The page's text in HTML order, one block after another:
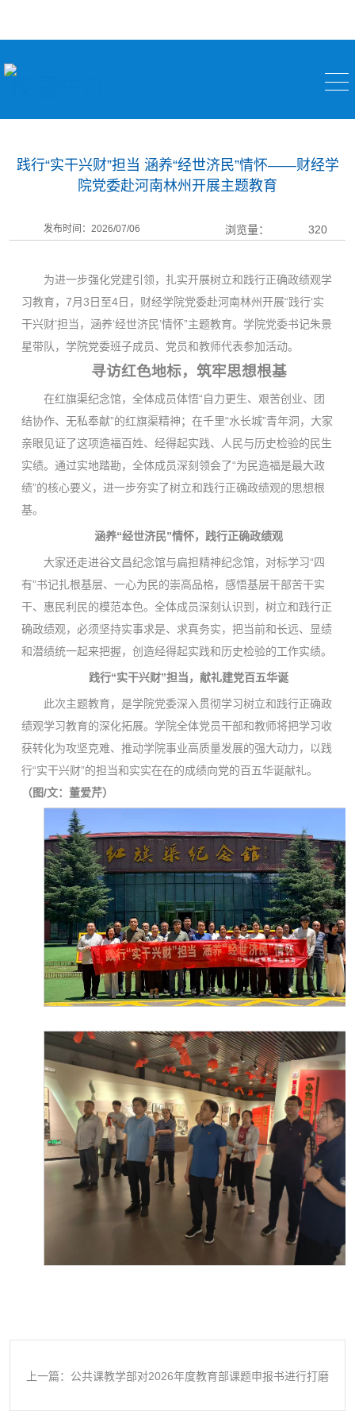
践行“实干兴财”担当 涵养“经世济民”情怀——财经学
院党委赴河南林州开展主题教育
发布时间：2026/07/06 浏览量： 320
为进一步强化党建引领，扎实开展树立和践行正确政绩观学
习教育，7月3日至4日，财经学院党委赴河南林州开展“践行‘实
干兴财’担当，涵养‘经世济民’情怀”主题教育。学院党委书记朱景
星带队，学院党委班子成员、党员和教师代表参加活动。
寻访红色地标，筑牢思想根基
在红旗渠纪念馆，全体成员体悟“自力更生、艰苦创业、团
结协作、无私奉献”的红旗渠精神；在千里“水长城”青年洞，大家
亲眼见证了这项造福百姓、经得起实践、人民与历史检验的民生
实绩。通过实地踏勘，全体成员深刻领会了“为民造福是最大政
绩”的核心要义，进一步夯实了树立和践行正确政绩观的思想根
基。
涵养“经世济民”情怀，践行正确政绩观
大家还走进谷文昌纪念馆与扁担精神纪念馆，对标学习“四
有”书记扎根基层、一心为民的崇高品格，感悟基层干部苦干实
干、惠民利民的模范本色。全体成员深刻认识到，树立和践行正
确政绩观，必须坚持实事求是、求真务实，把当前和长远、显绩
和潜绩统一起来把握，创造经得起实践和历史检验的工作实绩。
践行“实干兴财”担当，献礼建党百五华诞
此次主题教育，是学院党委深入贯彻学习树立和践行正确政
绩观学习教育的深化拓展。学院全体党员干部和教师将把学习收
获转化为攻坚克难、推动学院事业高质量发展的强大动力，以践
行“实干兴财”的担当和实实在在的成绩向党的百五华诞献礼。
（图/文：董爱芹）
上一篇：公共课教学部对2026年度教育部课题申报书进行打磨